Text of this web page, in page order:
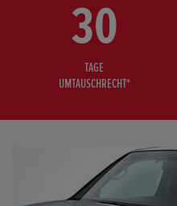
30
TAGE
UMTAUSCHRECHT*